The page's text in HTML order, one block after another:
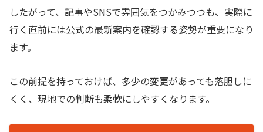
したがって、記事やSNSで雰囲気をつかみつつも、実際に
行く直前には公式の最新案内を確認する姿勢が重要になり
ます。
この前提を持っておけば、多少の変更があっても落胆しに
くく、現地での判断も柔軟にしやすくなります。